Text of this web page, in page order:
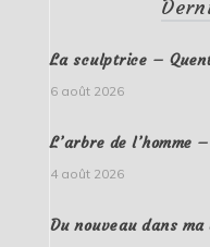
La sculptrice –
6 août 2026
L’arbre de l’homme
4 août 2026
Du nouveau dans